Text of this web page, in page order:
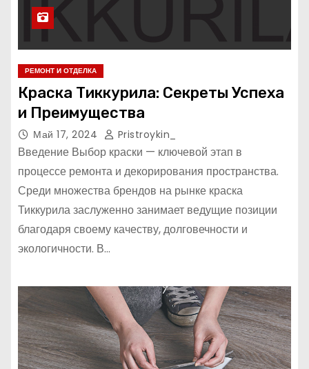
РЕМОНТ И ОТДЕЛКА
Краска Тиккурила: Секреты Успеха
и Преимущества
Май 17, 2024 Pristroykin_
Введение Выбор краски — ключевой этап в
процессе ремонта и декорирования пространства.
Среди множества брендов на рынке краска
Тиккурила заслуженно занимает ведущие позиции
благодаря своему качеству, долговечности и
экологичности. В…